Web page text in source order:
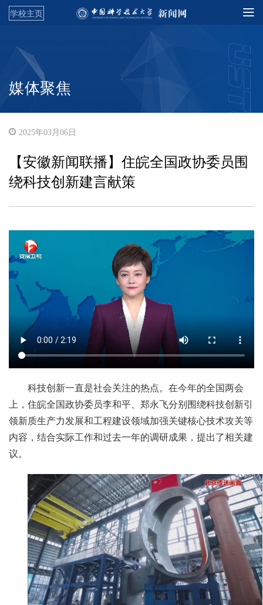
学校主页
媒体聚焦
2025年03月06日
【安徽新闻联播】住皖全国政协委员围
绕科技创新建言献策
科技创新一直是社会关注的热点。在今年的全国两会
上，住皖全国政协委员李和平、郑永飞分别围绕科技创新引
领新质生产力发展和工程建设领域加强关键核心技术攻关等
内容，结合实际工作和过去一年的调研成果，提出了相关建
议。